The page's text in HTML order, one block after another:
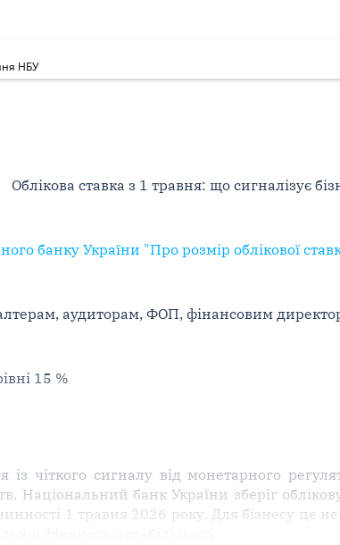
НБУ
Облікова ставка з 1 травня: що сигналізує
банку України "Про розмір облікової
аудиторам, ФОП, фінансовим
15 %
із чіткого сигналу від монетарного
Національний банк України зберіг
1 травня 2026 року. Для бізнесу це